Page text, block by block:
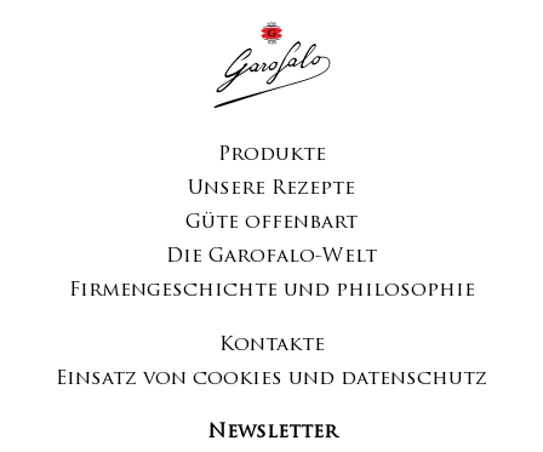
Produkte
Unsere Rezepte
Güte offenbart
Die Garofalo-Welt
Firmengeschichte und philosophie
Kontakte
Einsatz von cookies und datenschutz
Newsletter